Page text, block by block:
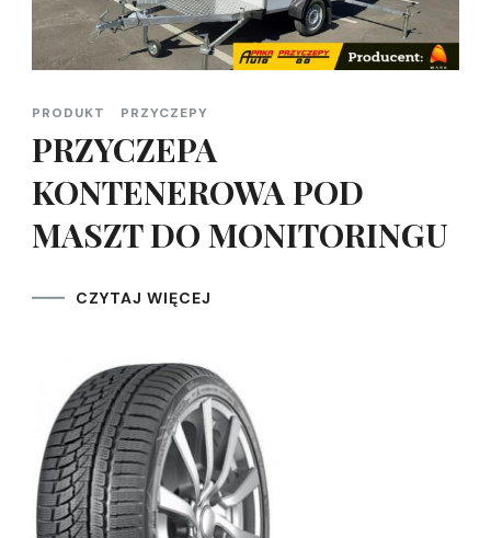
PRODUKT PRZYCZEPY
PRZYCZEPA
KONTENEROWA POD
MASZT DO MONITORINGU
CZYTAJ WIĘCEJ